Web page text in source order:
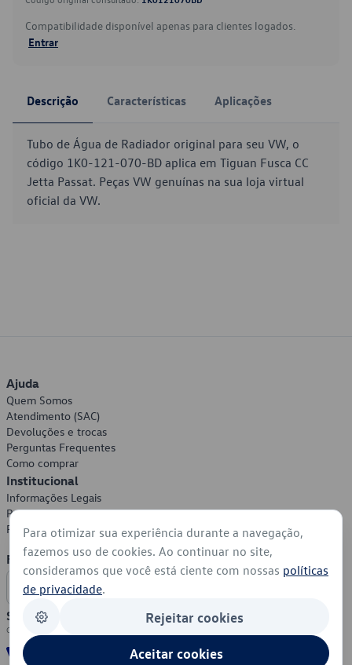
Compatibilidade disponível apenas para clientes logados.
Entrar
Descrição Características Aplicações
Tubo de Água de Radiador original para seu VW, o
código 1K0-121-070-BD aplica em Tiguan Fusca CC
Jetta Passat. Peças VW genuínas na sua loja virtual
oficial da VW.
Ajuda
Quem Somos
Atendimento (SAC)
Devoluções e trocas
Perguntas Frequentes
Como comprar
Institucional
Informações Legais
Política de Privacidade
Política de Cookies
Formas de Pagamento
Segurança
Para otimizar sua experiência durante a navegação,
fazemos uso de cookies. Ao continuar no site,
consideramos que você está ciente com nossas políticas
de privacidade.
Rejeitar cookies
Aceitar cookies